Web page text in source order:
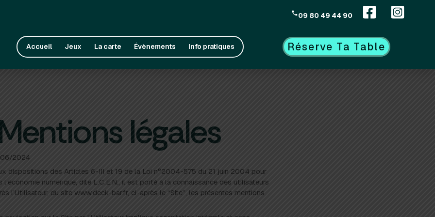
09 80 49 44 90
Accueil Jeux La carte Évènements Info pratiques Réserve Ta Table
légales
06/2024
dispositions des Articles 6-III et 19 de la Loi n°2004-575 du 21 juin 2004 pour
l’économie numérique, dite L.C.E.N., il est porté à la connaissance des utilisateurs
l’Utilisateur, du site www.deck-bar.fr, ci-après le “Site”, les présentes mentions